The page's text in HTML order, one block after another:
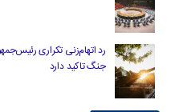
رد اتهام‌زنی تکراری
جنگ تاکید دارد